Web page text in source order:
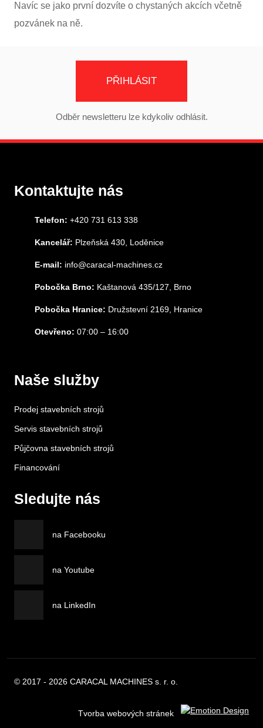
Navíc se jako první dozvíte o chystaných akcích včetně
pozvánek na ně.
PŘIHLÁSIT
Odběr newsletteru lze kdykoliv odhlásit.
Kontaktujte nás
Telefon: +420 731 613 338
Kancelář: Plzeňská 430, Loděnice
E-mail: info@caracal-machines.cz
Pobočka Brno: Kaštanová 435/127, Brno
Pobočka Hranice: Družstevní 2169, Hranice
Otevřeno: 07:00 – 16:00
Naše služby
Prodej stavebních strojů
Servis stavebních strojů
Půjčovna stavebních strojů
Financování
Sledujte nás
na Facebooku
na Youtube
na LinkedIn
© 2017 - 2026 CARACAL MACHINES s. r. o.
Tvorba webových stránek